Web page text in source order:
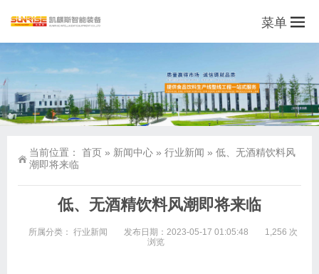
菜单
当前位置： 首页 » 新闻中心 » 行业新闻 » 低、无酒精饮料风
潮即将来临
低、无酒精饮料风潮即将来临
所属分类： 行业新闻 发布日期：2023-05-17 01:05:48
1,256 次
浏览